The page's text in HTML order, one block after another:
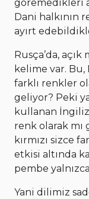
göremedikleri
Dani halkının
ayırt
Rusça’da,
kelime var.
farklı renkler
geliyor? Peki
kullanan
renk olarak mı
kırmızı sizce
etkisi altında
pembe yalnızca
Yani dilimiz